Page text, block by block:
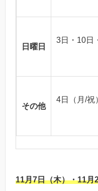
日曜日
3日・10日
その他
4日（月/祝
11月7日（木）・11月